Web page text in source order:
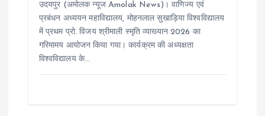
उदयपुर (अमोलक न्यूज Amolak News)। वाणिज्य एवं
प्रबंधन अध्ययन महाविद्यालय, मोहनलाल सुखाड़िया विश्वविद्यालय
में प्रथम प्रो. विजय श्रीमाली स्मृति व्याख्यान 2026 का
गरिमामय आयोजन किया गया। कार्यक्रम की अध्यक्षता
विश्वविद्यालय के…